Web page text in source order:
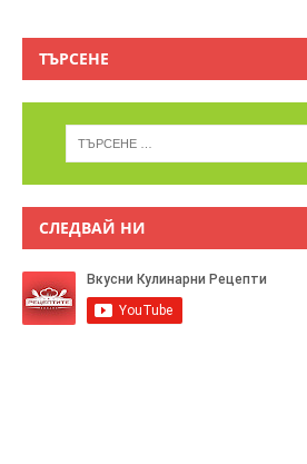
ТЪРСЕНЕ
СЛЕДВАЙ НИ